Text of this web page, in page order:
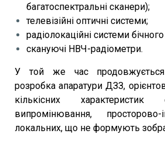
багатоспектральні сканери);
телевізійні оптичні системи;
радіолокаційні системи
скануючі НВЧ-радіометри.
У той же час продовжується
розробка апаратури ДЗЗ,
кількісних характеристик
випромінювання, просторово-
локальних, що не формують